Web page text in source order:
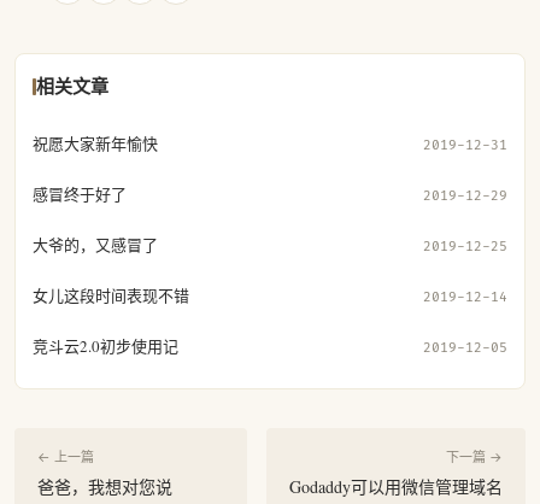
相关文章
祝愿大家新年愉快 2019-12-31
感冒终于好了 2019-12-29
大爷的，又感冒了 2019-12-25
女儿这段时间表现不错 2019-12-14
竞斗云2.0初步使用记 2019-12-05
← 上一篇
爸爸，我想对您说
下一篇 →
Godaddy可以用微信管理域名